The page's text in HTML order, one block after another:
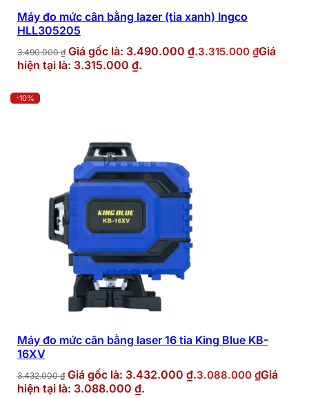
Máy đo mức cân bằng lazer (tia xanh) Ingco
HLL305205
3.490.000₫ Giá gốc là: 3.490.000 ₫.3.315.000 ₫Giá
hiện tại là: 3.315.000 ₫.
-10%
Máy đo mức cân bằng laser 16 tia King Blue KB-
16XV
3.432.000₫ Giá gốc là: 3.432.000 ₫.3.088.000 ₫Giá
hiện tại là: 3.088.000 ₫.